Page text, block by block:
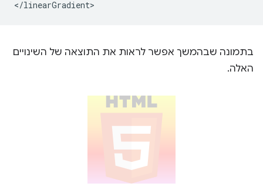
בתמונה שבהמשך אפשר לראות את התוצאה של השינויים
האלה.